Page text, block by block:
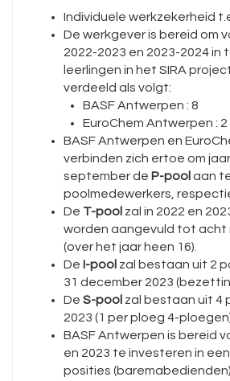
Individuele werkzekerheid
De werkgever is bereid om
2022-2023 en 2023-2024 in
leerlingen in het SIRA
verdeeld als volgt:
BASF Antwerpen : 8
EuroChem Antwerpen : 2
BASF Antwerpen en
verbinden zich ertoe om
september de P-pool aan
poolmedewerkers,
De T-pool zal in 2022 en
worden aangevuld tot acht
(over het jaar heen 16).
De I-pool zal bestaan uit 2
31 december 2023
De S-pool zal bestaan uit 4
2023 (1 per ploeg 4-
BASF Antwerpen is bereid
en 2023 te investeren in een
posities